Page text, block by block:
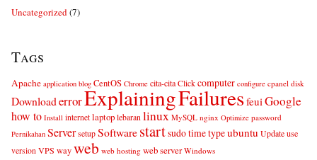
Uncategorized(7)
Tags
Apache application blog CentOS Chrome cita-cita Click computer configure cpanel disk
DownloaderrorExplainingFailuresfeuiGoogle
how to Install internet laptop lebaran linux MySQL nginx Optimize password
Pernikahan Server setup Softwarestartsudotimetypeubuntu Update use
version VPS wayweb web hosting web server Windows